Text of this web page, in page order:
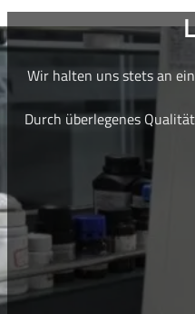
Wir halten uns stets an
Durch überlegenes